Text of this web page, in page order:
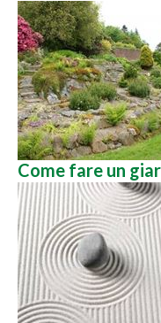
Come fare un